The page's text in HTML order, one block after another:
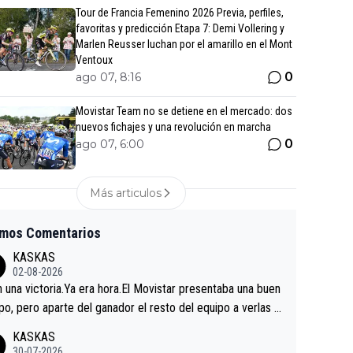
Tour de Francia Femenino 2026 Previa, perfiles,
favoritas y predicción Etapa 7: Demi Vollering y
Marlen Reusser luchan por el amarillo en el Mont
Ventoux
ago 07, 8:16 0
Movistar Team no se detiene en el mercado: dos
nuevos fichajes y una revolución en marcha
ago 07, 6:00 0
Más articulos
Comentarios
KASKAS
02-08-2026
una victoria.Ya era hora.El Movistar presentaba una buen
pero aparte del ganador el resto del equipo a verlas v
única buena noticia es la mejoría de Enric Más en San S
KASKAS